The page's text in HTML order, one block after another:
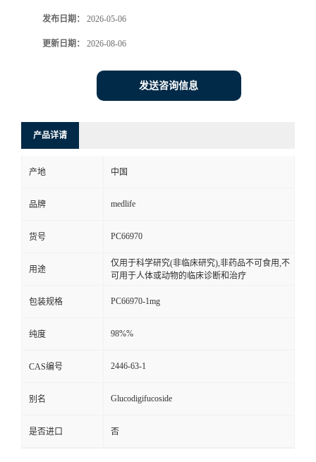
发布日期： 2026-05-06
更新日期： 2026-08-06
发送咨询信息
产品详请
产地 中国
品牌 medlife
货号 PC66970
用途
仅用于科学研究(非临床研究),非药品不可食用,不
可用于人体或动物的临床诊断和治疗
包装规格 PC66970-1mg
纯度 98%%
CAS编号 2446-63-1
别名 Glucodigifucoside
是否进口 否